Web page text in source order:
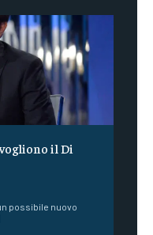
il Di
possibile nuovo